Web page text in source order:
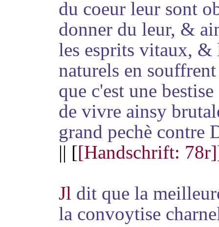
du coeur leur sont
donner du leur, &
les esprits vitaux, &
naturels en
que c'est une
de vivre ainsy
grand pechè contre
|| [[Handschrift: 78r]
Jl dit que la
la convoytise